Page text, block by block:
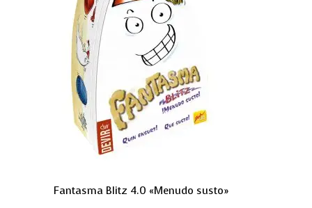
Fantasma Blitz 4.0 «Menudo susto»